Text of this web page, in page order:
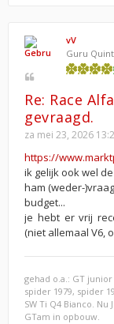
vV
Guru
Re: Race
gevraagd.
za mei 23, 2026
https://
ik gelijk ook wel
ham (weder-
budget...
je hebt er vrij
(niet allemaal V6,
gehad o.a.: GT junior
spider 1979, spider
SW Ti Q4 Bianco.
GTam in opbouw.